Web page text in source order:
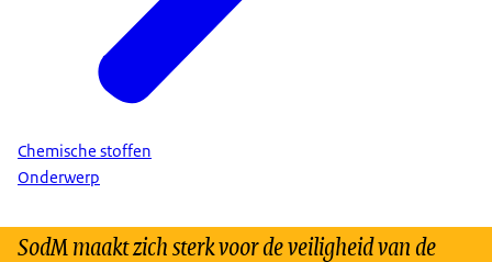
Chemische stoffen
Onderwerp
SodM maakt zich sterk voor de veiligheid van de